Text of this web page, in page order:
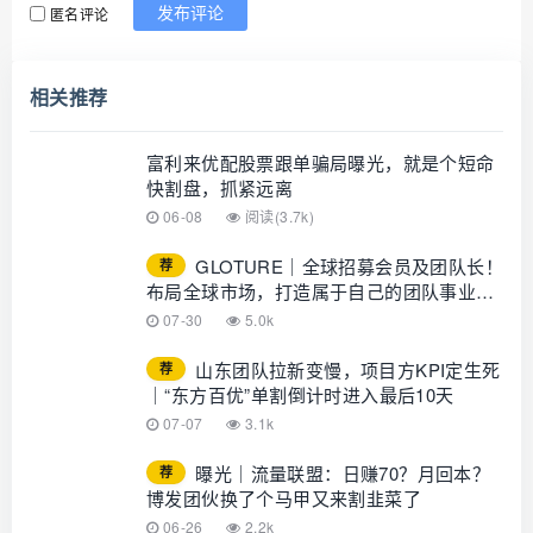
匿名评论 发布评论
相关推荐
富利来优配股票跟单骗局曝光，就是个短命
快割盘，抓紧远离
06-08 阅读(3.7k)
荐
GLOTURE｜全球招募会员及团队长！
布局全球市场，打造属于自己的团队事业，
想增加收入？想打造团队？加入
07-30 5.0k
荐
山东团队拉新变慢，项目方KPI定生死
｜“东方百优”单割倒计时进入最后10天
07-07 3.1k
荐
曝光｜流量联盟：日赚70？月回本？
博发团伙换了个马甲又来割韭菜了
06-26 2.2k